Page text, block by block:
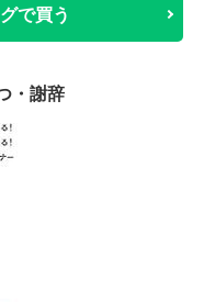
で買う
・謝辞